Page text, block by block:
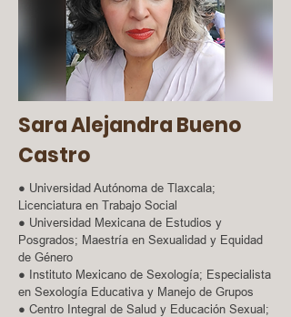
Sara Alejandra Bueno
Castro
● Universidad Autónoma de Tlaxcala;
Licenciatura en Trabajo Social
● Universidad Mexicana de Estudios y
Posgrados; Maestría en Sexualidad y Equidad
de Género
● Instituto Mexicano de Sexología; Especialista
en Sexología Educativa y Manejo de Grupos
● Centro Integral de Salud y Educación Sexual;